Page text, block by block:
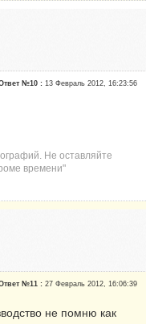
№10 :13 Февраль 2012, 16:23:56
Не оставляйте
времени"
№11 :27 Февраль 2012, 16:06:39
не помню как